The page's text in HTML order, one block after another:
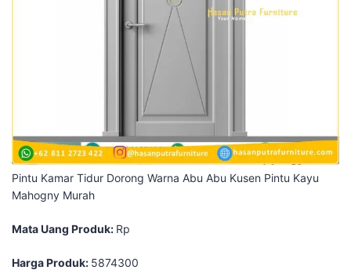
Pintu Kamar Tidur Dorong Warna Abu Abu Kusen Pintu Kayu
Mahogny Murah
Mata Uang Produk: Rp
Harga Produk: 5874300